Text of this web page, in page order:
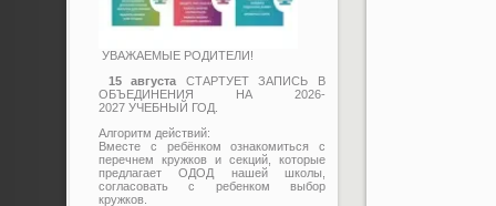
УВАЖАЕМЫЕ РОДИТЕЛИ!
15 августа СТАРТУЕТ ЗАПИСЬ В
ОБЪЕДИНЕНИЯ НА 2026-
2027 УЧЕБНЫЙ ГОД.
Алгоритм действий:
Вместе с ребёнком ознакомиться с
перечнем кружков и секций, которые
предлагает ОДОД нашей школы,
согласовать с ребенком выбор
кружков.